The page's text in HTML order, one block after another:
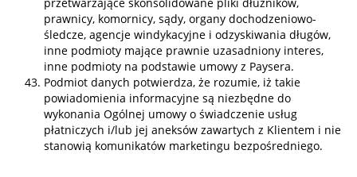
prawnicy, komornicy, sądy, organy dochodzeniowo-
śledcze, agencje windykacyjne i odzyskiwania długów,
inne podmioty mające prawnie uzasadniony interes,
inne podmioty na podstawie umowy z Paysera.
Podmiot danych potwierdza, że rozumie, iż takie
powiadomienia informacyjne są niezbędne do
wykonania Ogólnej umowy o świadczenie usług
płatniczych i/lub jej aneksów zawartych z Klientem i nie
stanowią komunikatów marketingu bezpośredniego.